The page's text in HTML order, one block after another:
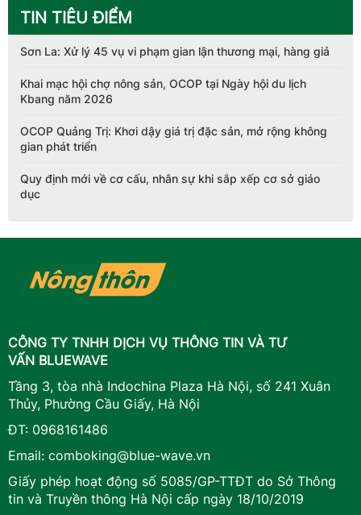
TIN TIÊU ĐIỂM
Sơn La: Xử lý 45 vụ vi phạm gian lận thương mại, hàng giả
Khai mạc hội chợ nông sản, OCOP tại Ngày hội du lịch
Kbang năm 2026
OCOP Quảng Trị: Khơi dậy giá trị đặc sản, mở rộng không
gian phát triển
Quy định mới về cơ cấu, nhân sự khi sắp xếp cơ sở giáo
dục
CÔNG TY TNHH DỊCH VỤ THÔNG TIN VÀ TƯ
VẤN BLUEWAVE
Tầng 3, tòa nhà Indochina Plaza Hà Nội, số 241 Xuân
Thủy, Phường Cầu Giấy, Hà Nội
ĐT: 0968161486
Email: comboking@blue-wave.vn
Giấy phép hoạt động số 5085/GP-TTĐT do Sở Thông
tin và Truyền thông Hà Nội cấp ngày 18/10/2019